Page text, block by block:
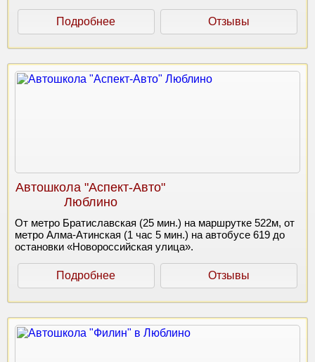
Подробнее Отзывы
Автошкола "Аспект-Авто"
Люблино
От метро Братиславская (25 мин.) на маршрутке 522м, от
метро Алма-Атинская (1 час 5 мин.) на автобусе 619 до
остановки «Новороссийская улица».
Подробнее Отзывы